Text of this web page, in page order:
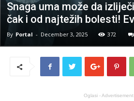
Snaga uma može da
čak i od najtežih bolesti!
By Portal - December 3, 2025 372
Oglasi - Advertisement